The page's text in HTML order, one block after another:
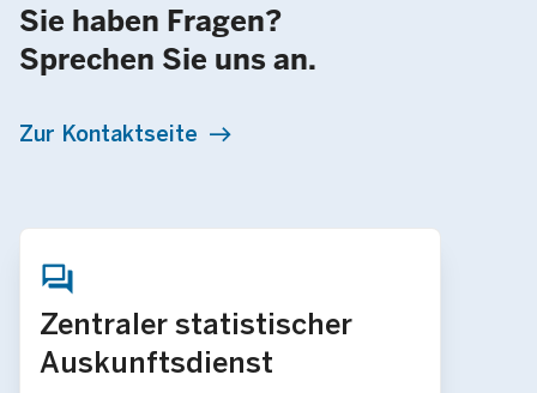
Sie haben Fragen?
Sprechen Sie uns an.
Zur Kontaktseite
Zentraler statistischer
Auskunftsdienst